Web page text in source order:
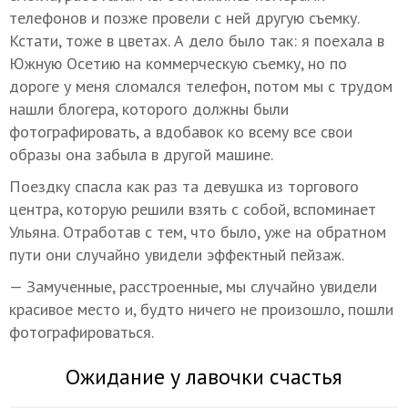
телефонов и позже провели с ней другую съемку.
Кстати, тоже в цветах. А дело было так: я поехала в
Южную Осетию на коммерческую съемку, но по
дороге у меня сломался телефон, потом мы с трудом
нашли блогера, которого должны были
фотографировать, а вдобавок ко всему все свои
образы она забыла в другой машине.
Поездку спасла как раз та девушка из торгового
центра, которую решили взять с собой, вспоминает
Ульяна. Отработав с тем, что было, уже на обратном
пути они случайно увидели эффектный пейзаж.
— Замученные, расстроенные, мы случайно увидели
красивое место и, будто ничего не произошло, пошли
фотографироваться.
Ожидание у лавочки счастья